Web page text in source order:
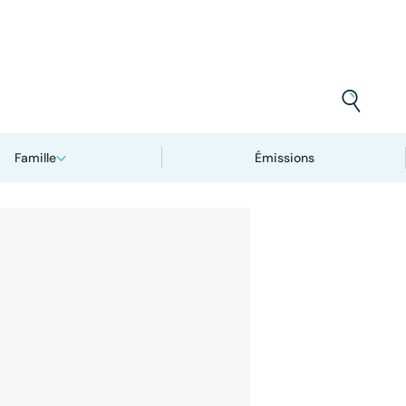
Famille Émissions